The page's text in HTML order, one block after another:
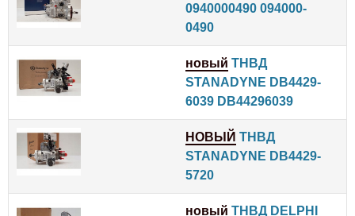
0940000490 094000-
0490
новый ТНВД
STANADYNE DB4429-
6039 DB44296039
НОВЫЙ ТНВД
STANADYNE DB4429-
5720
новый ТНВД DELPHI